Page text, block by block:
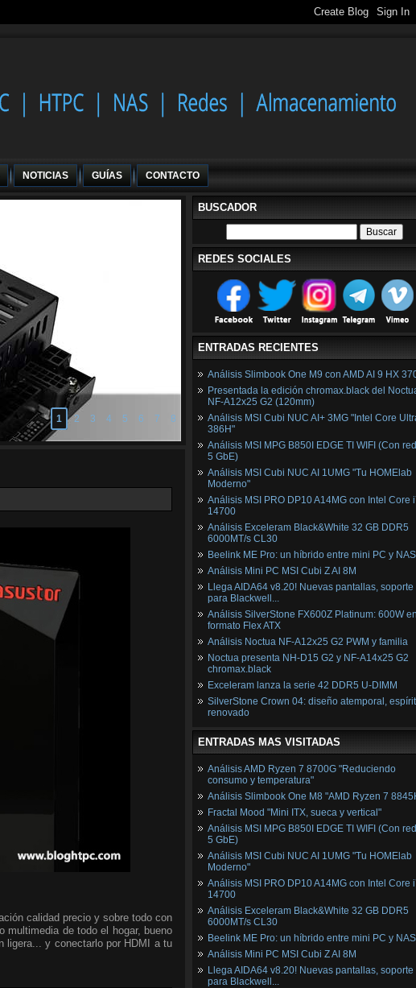
NOTICIAS GUÍAS CONTACTO
1 2 3 4 5 6 7 8
calidad precio y sobre todo con
multimedia de todo el hogar, bueno
ligera... y conectarlo por HDMI a tu
BUSCADOR
REDES SOCIALES
ENTRADAS RECIENTES
Análisis Slimbook One M9 con AMD AI 9 HX
Presentada la edición chromax.black del
NF‑A12x25 G2 (120mm)
Análisis MSI Cubi NUC AI+ 3MG "Intel Core
386H"
Análisis MSI MPG B850I EDGE TI WIFI (Con
5 GbE)
Análisis MSI Cubi NUC AI 1UMG "Tu HOMElab
Moderno"
Análisis MSI PRO DP10 A14MG con Intel Core
14700
Análisis Exceleram Black&White 32 GB DDR5
6000MT/s CL30
Beelink ME Pro: un híbrido entre mini PC y NAS
Análisis Mini PC MSI Cubi Z AI 8M
Llega AIDA64 v8.20! Nuevas pantallas, soporte
para Blackwell...
Análisis SilverStone FX600Z Platinum: 600W
formato Flex ATX
Análisis Noctua NF-A12x25 G2 PWM y familia
Noctua presenta NH-D15 G2 y NF-A14x25 G2
chromax.black
Exceleram lanza la serie 42 DDR5 U-DIMM
SilverStone Crown 04: diseño atemporal,
renovado
ENTRADAS MAS VISITADAS
Análisis AMD Ryzen 7 8700G "Reduciendo
consumo y temperatura"
Análisis Slimbook One M8 "AMD Ryzen 7
Fractal Mood "Mini ITX, sueca y vertical"
Análisis MSI MPG B850I EDGE TI WIFI (Con
5 GbE)
Análisis MSI Cubi NUC AI 1UMG "Tu HOMElab
Moderno"
Análisis MSI PRO DP10 A14MG con Intel Core
14700
Análisis Exceleram Black&White 32 GB DDR5
6000MT/s CL30
Beelink ME Pro: un híbrido entre mini PC y NAS
Análisis Mini PC MSI Cubi Z AI 8M
Llega AIDA64 v8.20! Nuevas pantallas, soporte
para Blackwell...